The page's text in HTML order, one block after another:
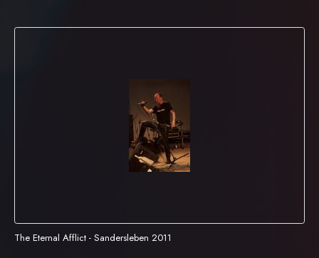
The Eternal Afflict - Sandersleben 2011